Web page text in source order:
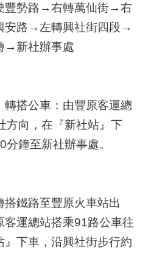
豐勢路→右轉萬仙街→右
安路→左轉興社街四段→
→新社辦事處
搭公車：由豐原客運總
方向，在『新社站』下
鐘至新社辦事處。
鐵路至豐原火車站出
運總站搭乘91路公車往
下車，沿興社街步行約